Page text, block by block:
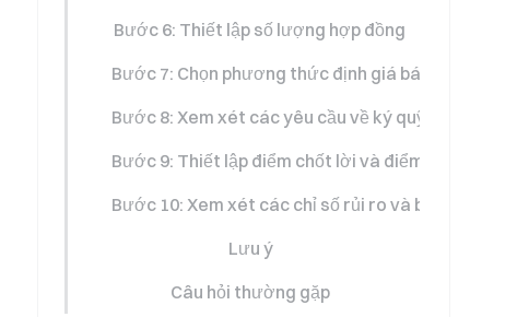
Bước 6: Thiết lập số lượng hợp đồng
Bước 7: Chọn phương thức định giá bán
Bước 8: Xem xét các yêu cầu về ký quỹ
Bước 9: Thiết lập điểm chốt lời và điểm cắt lỗ (Tùy
Bước 10: Xem xét các chỉ số rủi ro và bắt đầu
Lưu ý
Câu hỏi thường gặp